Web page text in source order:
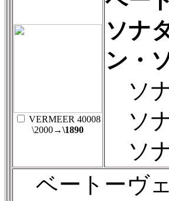
VERMEER 40008
\2000→\1890
ソナ
ン・
ソ
ソ
ソ
ベートーヴ